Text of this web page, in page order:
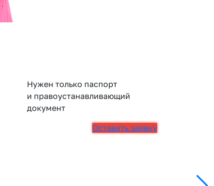
Нужен только паспорт
и правоустанавливающий
документ
Оставить заявку